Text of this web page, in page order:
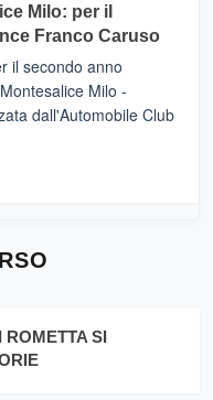
Milo: per il
Franco Caruso
il secondo anno
Milo -
dall'Automobile Club
ROMETTA SI